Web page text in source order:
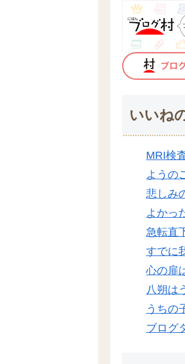
いいね
MRI検
ようの
悲しみ
よかっ
急転直
すでに
心の扉
八朔は
うちの
ブログ